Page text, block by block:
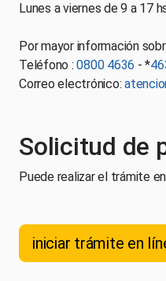
Lunes a viernes de 9 a 17
Por mayor información
Teléfono :0800 4636 - *
Correo electrónico:
Solicitud de
Puede realizar el trámite
iniciar trámite en